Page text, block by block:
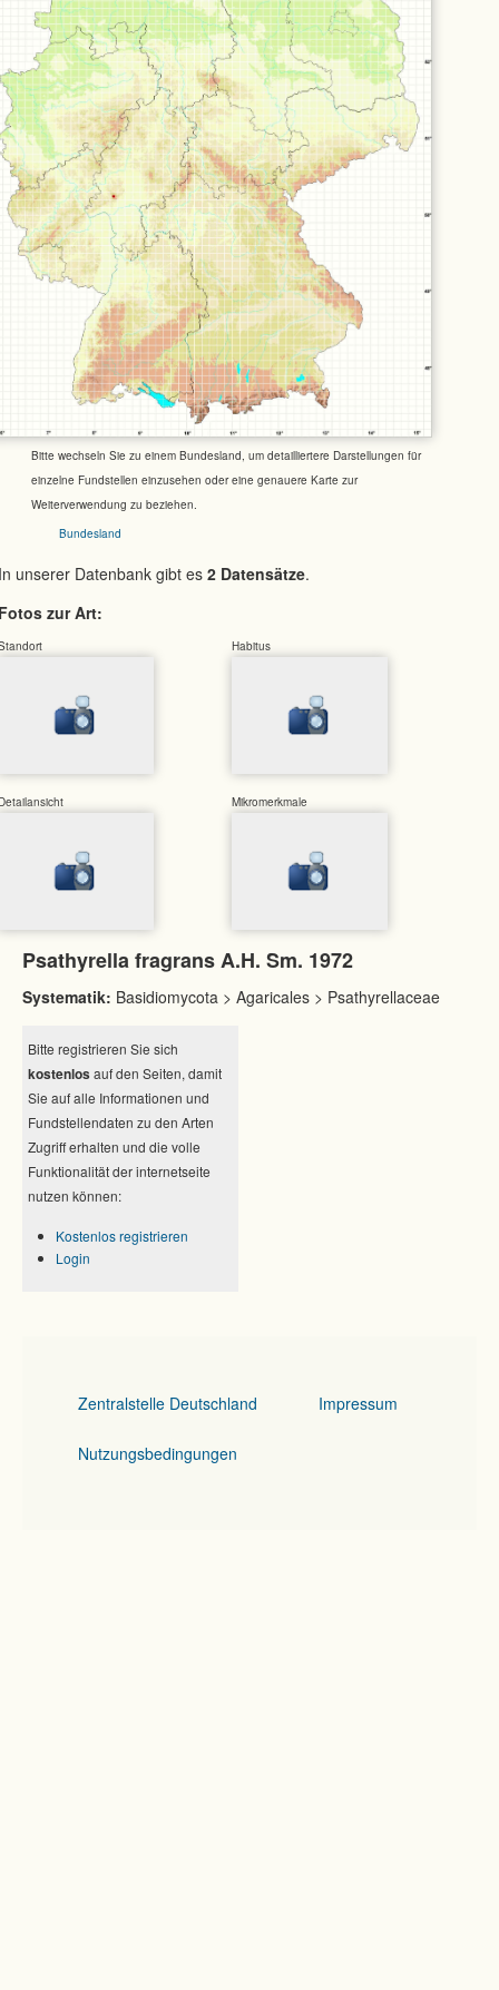
Bitte wechseln Sie zu einem Bundesland, um detailliertere Darstellungen für
einzelne Fundstellen einzusehen oder eine genauere Karte zur
Weiterverwendung zu beziehen.
Bundesland
unserer Datenbank gibt es 2 Datensätze.
zur Art:
Habitus
Mikromerkmale
Psathyrella fragrans A.H. Sm. 1972
Systematik: Basidiomycota > Agaricales > Psathyrellaceae
Bitte registrieren Sie sich
kostenlos auf den Seiten, damit
Sie auf alle Informationen und
Fundstellendaten zu den Arten
Zugriff erhalten und die volle
Funktionalität der internetseite
nutzen können:
Kostenlos registrieren
Login
Zentralstelle Deutschland Impressum
Nutzungsbedingungen